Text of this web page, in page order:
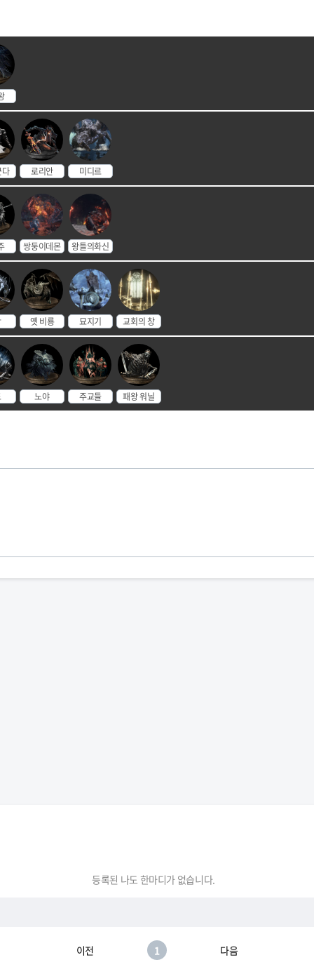
다 로리안 미디르
쌍둥이데몬 왕들의화신
옛 비룡 묘지기 교회의 창
노야 주교들 패왕 워닐
등록된 나도 한마디가 없습니다.
이전 1 다음